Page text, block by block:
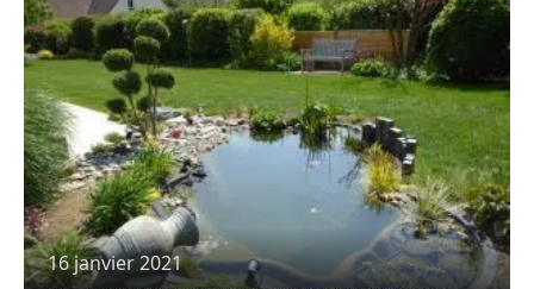
16 janvier 2021